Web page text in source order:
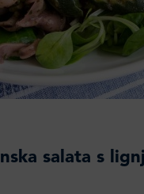
salata s